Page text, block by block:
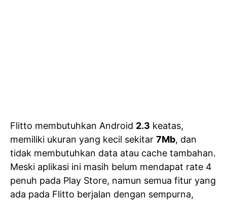
Flitto membutuhkan Android 2.3 keatas,
memiliki ukuran yang kecil sekitar 7Mb, dan
tidak membutuhkan data atau cache tambahan.
Meski aplikasi ini masih belum mendapat rate 4
penuh pada Play Store, namun semua fitur yang
ada pada Flitto berjalan dengan sempurna,